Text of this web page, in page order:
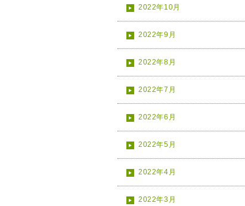
2022年10月
2022年9月
2022年8月
2022年7月
2022年6月
2022年5月
2022年4月
2022年3月